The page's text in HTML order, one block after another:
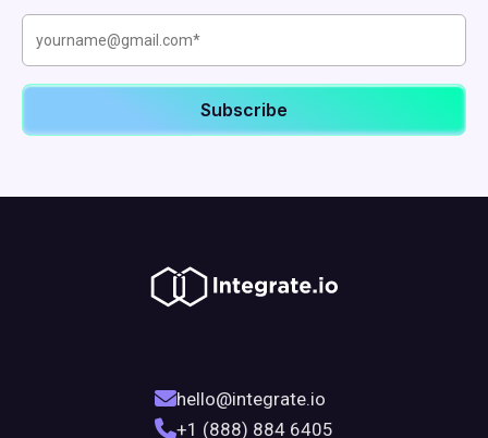
hello@integrate.io
+1 (888) 884 6405